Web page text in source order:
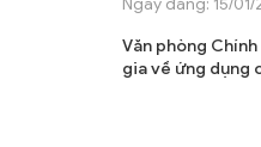
Ngày đăng: 15/
Văn phòng
gia về ứng dụng